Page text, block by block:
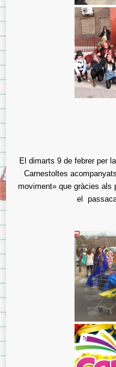
El dimarts 9 de febrer per
Carnestoltes
moviment» que gràcies als
el